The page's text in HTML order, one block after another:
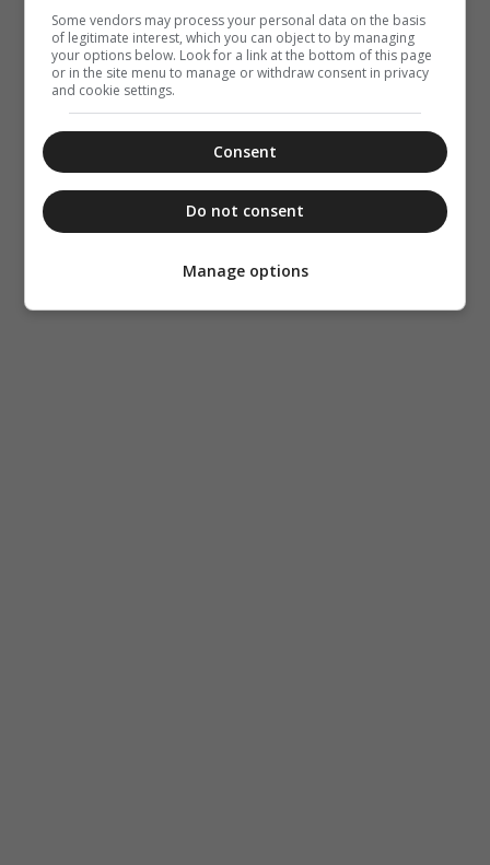
Some vendors may process your personal data on the basis
of legitimate interest, which you can object to by managing
your options below. Look for a link at the bottom of this page
or in the site menu to manage or withdraw consent in privacy
and cookie settings.
Consent
Do not consent
Manage options